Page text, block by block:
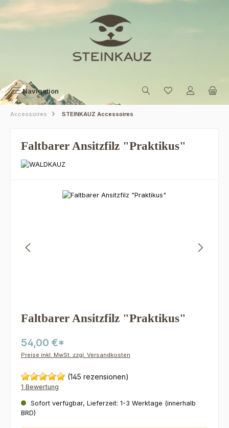
Zum Hauptinhalt springen
Navigation
Accessoires STEINKAUZ Accessoires
Faltbarer Ansitzfilz "Praktikus"
Bildergalerie überspringen
Faltbarer Ansitzfilz "Praktikus"
54,00 €*
Preise inkl. MwSt. zzgl. Versandkosten
(145 rezensionen)
1 Bewertung
Sofort verfügbar, Lieferzeit: 1-3 Werktage (innerhalb
BRD)